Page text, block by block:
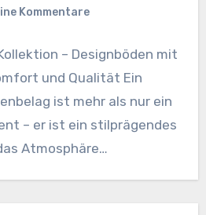
Kommentare
– Designböden mit
und Qualität Ein
ist mehr als nur ein
– er ist ein stilprägendes
Atmosphäre…